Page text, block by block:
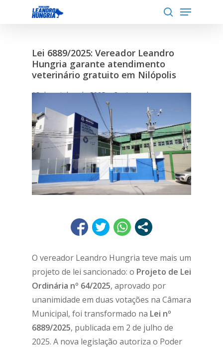
Menu
Lei 6889/2025: Vereador Leandro
Hungria garante atendimento
veterinário gratuito em Nilópolis
13 de outubro de 2025 3 min read
O vereador Leandro Hungria teve mais um
projeto de lei sancionado: o Projeto de Lei
Ordinária nº 64/2025, aprovado por
unanimidade em duas votações na Câmara
Municipal, foi transformado na Lei nº
6889/2025, publicada em 2 de julho de
2025. A nova legislação autoriza o Poder